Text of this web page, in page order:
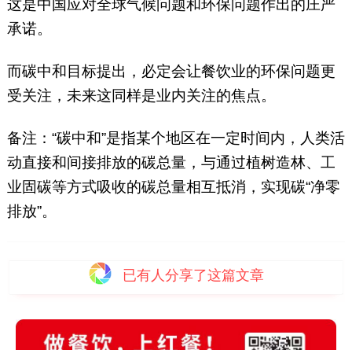
这是中国应对全球气候问题和环保问题作出的庄严
承诺。
而碳中和目标提出，必定会让餐饮业的环保问题更
受关注，未来这同样是业内关注的焦点。
备注：“碳中和”是指某个地区在一定时间内，人类活
动直接和间接排放的碳总量，与通过植树造林、工
业固碳等方式吸收的碳总量相互抵消，实现碳“净零
排放”。
已有 人分享了这篇文章